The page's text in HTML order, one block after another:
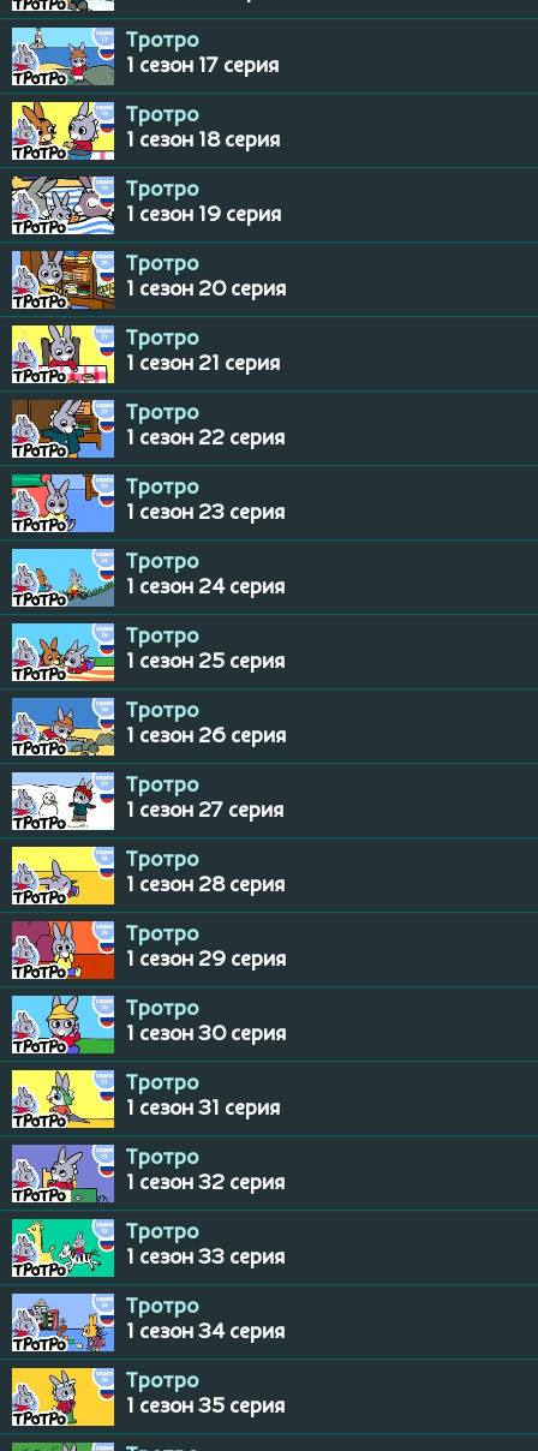
Тротро
1 сезон 17 серия
Тротро
1 сезон 18 серия
Тротро
1 сезон 19 серия
Тротро
1 сезон 20 серия
Тротро
1 сезон 21 серия
Тротро
1 сезон 22 серия
Тротро
1 сезон 23 серия
Тротро
1 сезон 24 серия
Тротро
1 сезон 25 серия
Тротро
1 сезон 26 серия
Тротро
1 сезон 27 серия
Тротро
1 сезон 28 серия
Тротро
1 сезон 29 серия
Тротро
1 сезон 30 серия
Тротро
1 сезон 31 серия
Тротро
1 сезон 32 серия
Тротро
1 сезон 33 серия
Тротро
1 сезон 34 серия
Тротро
1 сезон 35 серия